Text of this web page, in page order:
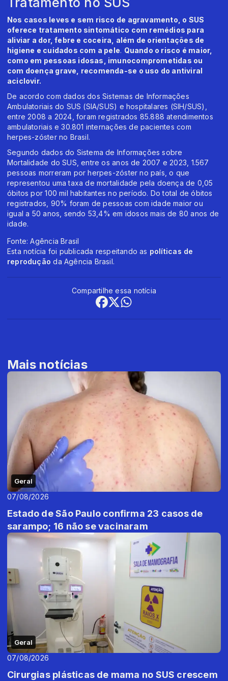
Nos casos leves e sem risco de agravamento, o SUS
oferece tratamento sintomático com remédios para
aliviar a dor, febre e coceira, além de orientações de
higiene e cuidados com a pele. Quando o risco é maior,
como em pessoas idosas, imunocomprometidas ou
com doença grave, recomenda-se o uso do antiviral
aciclovir.
De acordo com dados dos Sistemas de Informações
Ambulatoriais do SUS (SIA/SUS) e hospitalares (SIH/SUS),
entre 2008 a 2024, foram registrados 85.888 atendimentos
ambulatoriais e 30.801 internações de pacientes com
herpes-zóster no Brasil.
Segundo dados do Sistema de Informações sobre
Mortalidade do SUS, entre os anos de 2007 e 2023, 1.567
pessoas morreram por herpes-zóster no país, o que
representou uma taxa de mortalidade pela doença de 0,05
óbitos por 100 mil habitantes no período. Do total de óbitos
registrados, 90% foram de pessoas com idade maior ou
igual a 50 anos, sendo 53,4% em idosos mais de 80 anos de
idade.
Fonte: Agência Brasil
Esta notícia foi publicada respeitando as políticas de
reprodução da Agência Brasil.
Compartilhe essa notícia
Mais notícias
Geral
07/08/2026
Estado de São Paulo confirma 23 casos de
sarampo; 16 não se vacinaram
Geral
07/08/2026
Cirurgias plásticas de mama no SUS crescem